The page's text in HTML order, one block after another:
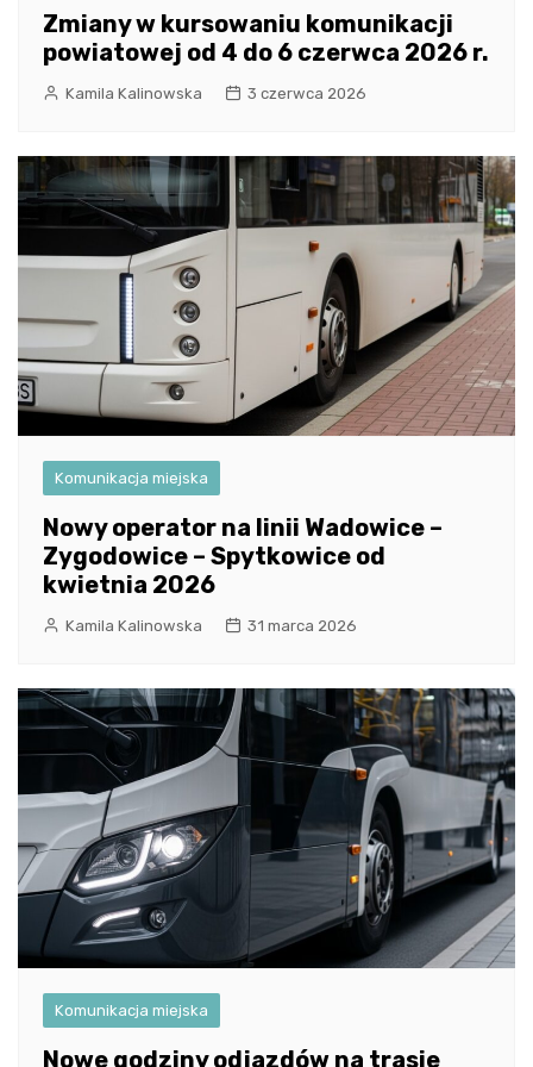
Zmiany w kursowaniu komunikacji
powiatowej od 4 do 6 czerwca 2026 r.
Kamila Kalinowska 3 czerwca 2026
Komunikacja miejska
Nowy operator na linii Wadowice –
Zygodowice – Spytkowice od
kwietnia 2026
Kamila Kalinowska 31 marca 2026
Komunikacja miejska
Nowe godziny odjazdów na trasie